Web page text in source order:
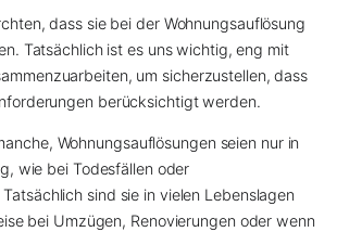
dass sie bei der Wohnungsauflösung
Tatsächlich ist es uns wichtig, eng mit
um sicherzustellen, dass
berücksichtigt werden.
Wohnungsauflösungen seien nur in
wie bei Todesfällen oder
sind sie in vielen Lebenslagen
bei Umzügen, Renovierungen oder wenn